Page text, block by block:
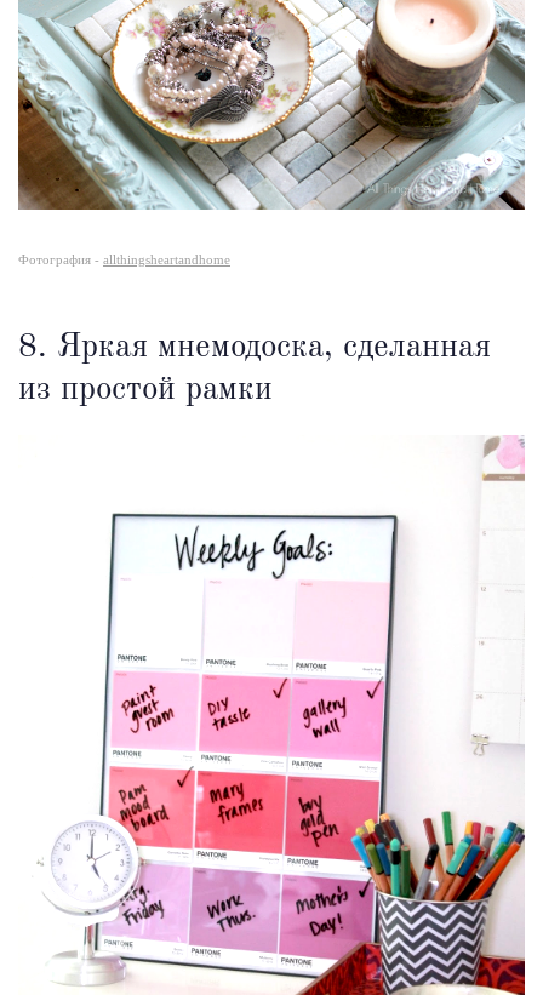
Фотография - allthingsheartandhome
8. Яркая мнемодоска, сделанная
из простой рамки